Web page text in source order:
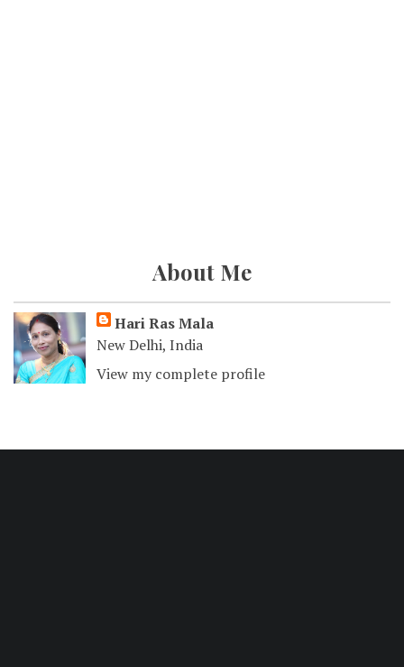
About Me
Hari Ras Mala
New Delhi, India
View my complete profile